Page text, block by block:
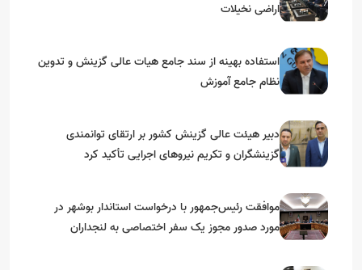
اراضی نخیلات
استفاده بهینه از سند جامع هیات عالی گزینش و‌ تدوین
نظام جامع آموزش
دبیر هیئت عالی گزینش کشور بر ارتقای توانمندی
گزینشگران و تکریم نیروهای اجرایی تأکید کرد
موافقت رئیس‌جمهور با درخواست استاندار بوشهر در
مورد صدور مجوز یک سفر اختصاصی به لنجداران